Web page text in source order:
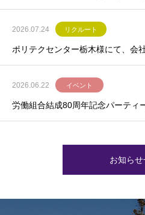
2026.07.24 リクルート
ポリテクセンター栃木様にて、会
2026.06.22 イベント
労働組合結成80周年記念パーティ
お知ら